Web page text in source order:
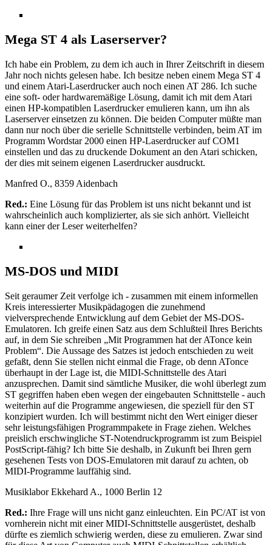
Mega ST 4 als Laserserver?
Ich habe ein Problem, zu dem ich auch in Ihrer Zeitschrift in diesem
Jahr noch nichts gelesen habe. Ich besitze neben einem Mega ST 4
und einem Atari-Laserdrucker auch noch einen AT 286. Ich suche
eine soft- oder hardwaremäßige Lösung, damit ich mit dem Atari
einen HP-kompatiblen Laserdrucker emulieren kann, um ihn als
Laserserver einsetzen zu können. Die beiden Computer müßte man
dann nur noch über die serielle Schnittstelle verbinden, beim AT im
Programm Wordstar 2000 einen HP-Laserdrucker auf COM1
einstellen und das zu druckende Dokument an den Atari schicken,
der dies mit seinem eigenen Laserdrucker ausdruckt.
Manfred O., 8359 Aidenbach
Red.: Eine Lösung für das Problem ist uns nicht bekannt und ist
wahrscheinlich auch komplizierter, als sie sich anhört. Vielleicht
kann einer der Leser weiterhelfen?
MS-DOS und MIDI
Seit geraumer Zeit verfolge ich - zusammen mit einem informellen
Kreis interessierter Musikpädagogen die zunehmend
vielversprechende Entwicklung auf dem Gebiet der MS-DOS-
Emulatoren. Ich greife einen Satz aus dem Schlußteil Ihres Berichts
auf, in dem Sie schreiben „Mit Programmen hat der ATonce kein
Problem“. Die Aussage des Satzes ist jedoch entschieden zu weit
gefaßt, denn Sie stellen nicht einmal die Frage, ob denn ATonce
überhaupt in der Lage ist, die MIDI-Schnittstelle des Atari
anzusprechen. Damit sind sämtliche Musiker, die wohl überlegt zum
ST gegriffen haben eben wegen der eingebauten Schnittstelle - auch
weiterhin auf die Programme angewiesen, die speziell für den ST
konzipiert wurden. Ich will bestimmt nicht den Wert einiger dieser
sehr leistungsfähigen Programmpakete in Frage ziehen. Welches
preislich erschwingliche ST-Notendruckprogramm ist zum Beispiel
PostScript-fähig? Ich bitte Sie deshalb, in Zukunft bei Ihren gern
gesehenen Tests von DOS-Emulatoren mit darauf zu achten, ob
MIDI-Programme lauffähig sind.
Musiklabor Ekkehard A., 1000 Berlin 12
Red.: Ihre Frage will uns nicht ganz einleuchten. Ein PC/AT ist von
vornherein nicht mit einer MIDI-Schnittstelle ausgerüstet, deshalb
dürfte es ziemlich schwierig werden, diese zu emulieren. Zwar sind